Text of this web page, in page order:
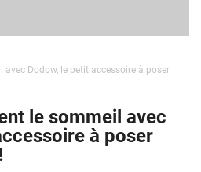
Dodow, le petit accessoire à poser
le sommeil avec
à poser